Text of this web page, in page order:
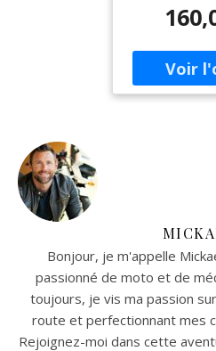
larges
de sa
roulement,
plus grande
utilisation
forme en V
meilleure
tous les
Bonjour, je m'appelle
passionné de moto et de
toujours, je vis ma passion
route et perfectionnant mes
Rejoignez-moi dans cette